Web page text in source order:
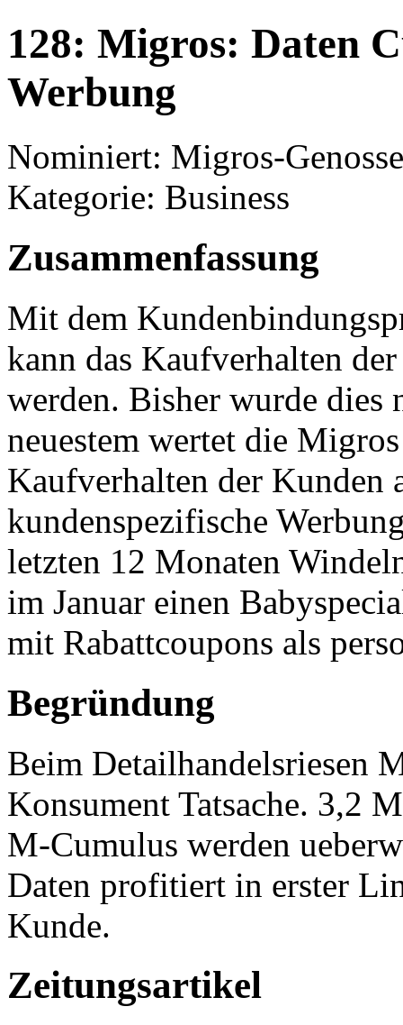
128: Migros: Daten
Werbung
Nominiert: Migros-
Kategorie: Business
Zusammenfassung
Mit dem
kann das Kaufverhalten
werden. Bisher wurde dies
neuestem wertet die
Kaufverhalten der Kunden
kundenspezifische
letzten 12 Monaten
im Januar einen
mit Rabattcoupons als
Begründung
Beim Detailhandelsriesen
Konsument Tatsache. 3,2
M-Cumulus werden
Daten profitiert in erster
Kunde.
Zeitungsartikel